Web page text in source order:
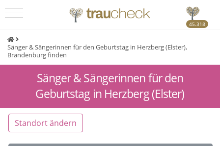
45.318
Sänger & Sängerinnen für den Geburtstag in Herzberg (Elster),
Brandenburg finden
Sänger & Sängerinnen für den
Geburtstag in Herzberg (Elster)
Standort ändern